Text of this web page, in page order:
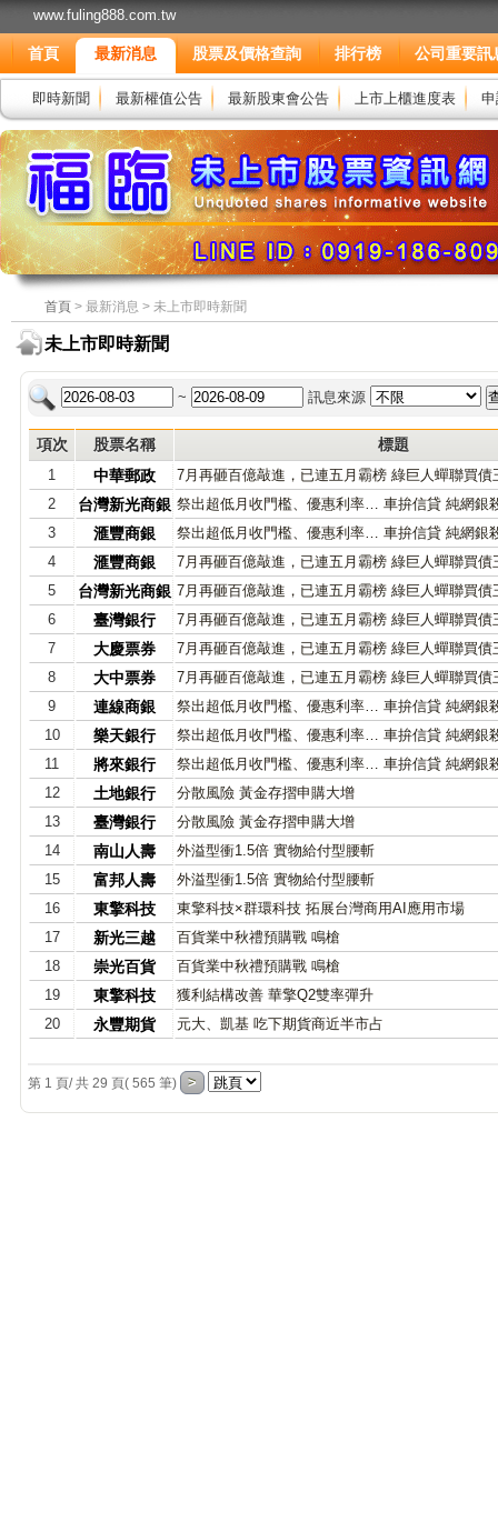
www.fuling888.com.tw
首頁 最新消息 股票及價格查詢 排行榜 公司重要訊
即時新聞 最新權值公告 最新股東會公告 上市上櫃進度表
首頁 > 最新消息 > 未上市即時新聞
未上市即時新聞
~ 訊息來源
項次 股票名稱 標題
1 中華郵政
7月再砸百億敲進，已連五月霸榜 綠巨人蟬聯買債
2
台灣新光商銀 祭出超低月收門檻、優惠利率… 車拚信貸 純網銀
3
滙豐商銀
祭出超低月收門檻、優惠利率… 車拚信貸 純網銀
4
滙豐商銀
7月再砸百億敲進，已連五月霸榜 綠巨人蟬聯買債
5
台灣新光商銀 7月再砸百億敲進，已連五月霸榜 綠巨人蟬聯買債
6
臺灣銀行
7月再砸百億敲進，已連五月霸榜 綠巨人蟬聯買債
7
大慶票券
7月再砸百億敲進，已連五月霸榜 綠巨人蟬聯買債
8
大中票券
7月再砸百億敲進，已連五月霸榜 綠巨人蟬聯買債
9
連線商銀
祭出超低月收門檻、優惠利率… 車拚信貸 純網銀
10
樂天銀行
祭出超低月收門檻、優惠利率… 車拚信貸 純網銀
11
將來銀行
祭出超低月收門檻、優惠利率… 車拚信貸 純網銀
12
土地銀行
分散風險 黃金存摺申購大增
13
臺灣銀行
分散風險 黃金存摺申購大增
14
南山人壽
外溢型衝1.5倍 實物給付型腰斬
15
富邦人壽
外溢型衝1.5倍 實物給付型腰斬
16
東擎科技
東擎科技×群環科技 拓展台灣商用AI應用市場
17
新光三越
百貨業中秋禮預購戰 鳴槍
18
崇光百貨
百貨業中秋禮預購戰 鳴槍
19
東擎科技
獲利結構改善 華擎Q2雙率彈升
20
永豐期貨 元大、凱基 吃下期貨商近半市占
第 1 頁/ 共 29 頁( 565 筆)